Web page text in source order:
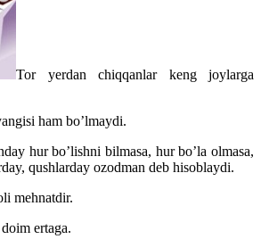
Tor yerdan chiqqanlar keng joylarga
ham bo’lmaydi.
hur bo’lishni bilmasa, hur bo’la olmasa,
qushlarday ozodman deb hisoblaydi.
mehnatdir.
ertaga.